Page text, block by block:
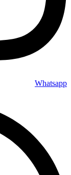
است؟
کنند و ظاهر
امروزه با
آن ها نسبت به
موجب شده تا تمامی
عملکرد بی نظیر
برای شرکت ها و
سیستم برای
بسیار مناسبی می
Whatsapp